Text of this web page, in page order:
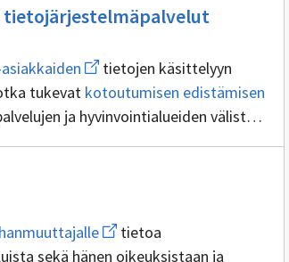
tietojärjestelmäpalvelut
Avaa
uuden
ikkunan
sivulle
kotoutuja-
asiakkaiden
tietojen käsittelyyn
tukevat kotoutumisen edistämisen
ja hyvinvointialueiden välistä
Avaa
uuden
tietoa
sekä hänen oikeuksistaan ja